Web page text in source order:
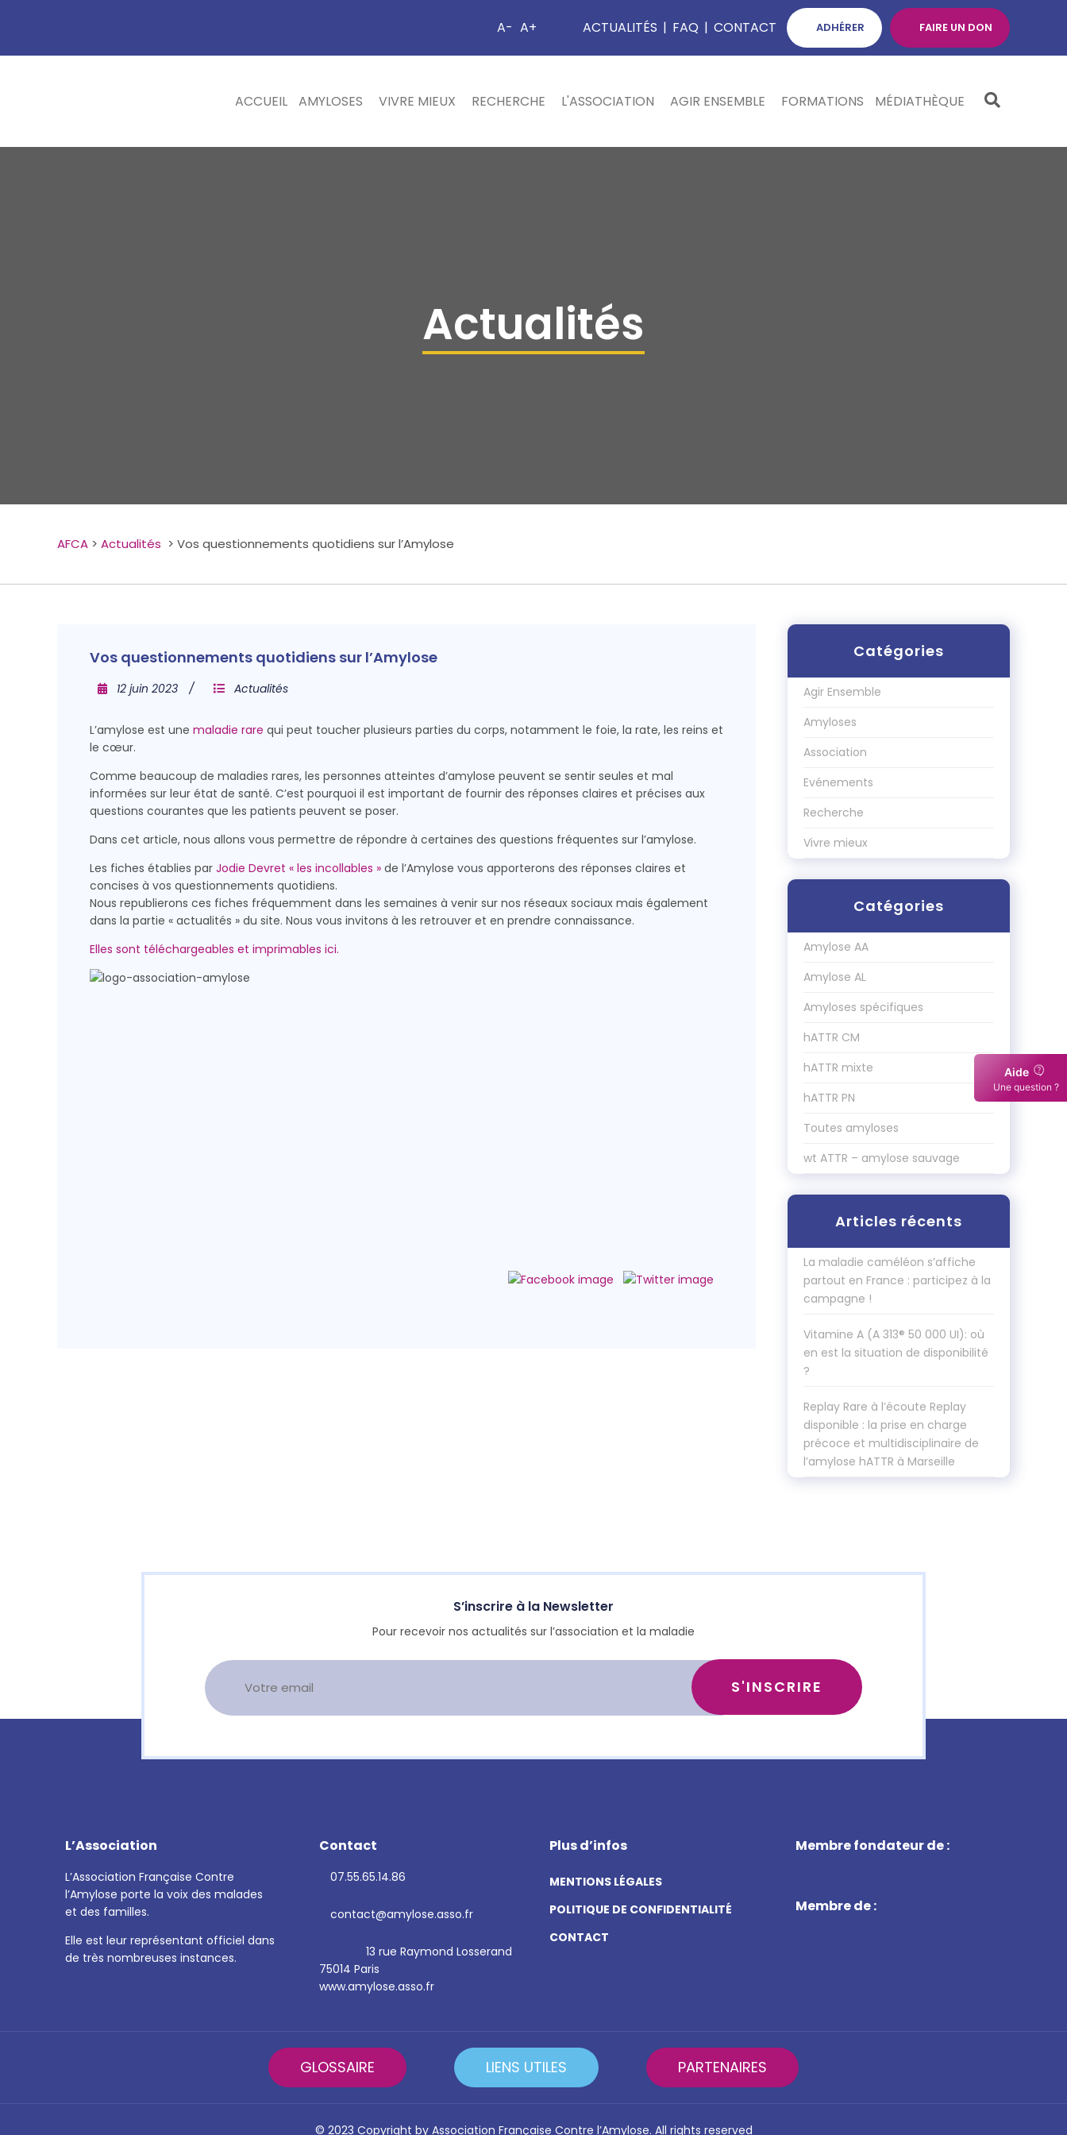
A- A+ ACTUALITÉS | FAQ | CONTACT ADHÉRER FAIRE UN DON
ACCUEIL AMYLOSES VIVRE MIEUX RECHERCHE L'ASSOCIATION AGIR ENSEMBLE FORMATIONS MÉDIATHÈQUE
Actualités
AFCA > Actualités > Vos questionnements quotidiens sur l’Amylose
Vos questionnements quotidiens sur l’Amylose
12 juin 2023 Actualités
L’amylose est une maladie rare qui peut toucher plusieurs parties du corps, notamment le foie, la rate, les reins et
le cœur.
Comme beaucoup de maladies rares, les personnes atteintes d’amylose peuvent se sentir seules et mal
informées sur leur état de santé. C’est pourquoi il est important de fournir des réponses claires et précises aux
questions courantes que les patients peuvent se poser.
Dans cet article, nous allons vous permettre de répondre à certaines des questions fréquentes sur l’amylose.
Les fiches établies par Jodie Devret « les incollables » de l’Amylose vous apporterons des réponses claires et
concises à vos questionnements quotidiens.
Nous republierons ces fiches fréquemment dans les semaines à venir sur nos réseaux sociaux mais également
dans la partie « actualités » du site. Nous vous invitons à les retrouver et en prendre connaissance.
Elles sont téléchargeables et imprimables ici.
Catégories
Agir Ensemble
Amyloses
Association
Evénements
Recherche
Vivre mieux
Catégories
Amylose AA
Amylose AL
Amyloses spécifiques
hATTR CM
hATTR mixte
hATTR PN
Toutes amyloses
wt ATTR – amylose sauvage
Articles récents
La maladie caméléon s’affiche
partout en France : participez à la
campagne !
Vitamine A (A 313® 50 000 UI): où
en est la situation de disponibilité
?
Replay Rare à l’écoute Replay
disponible : la prise en charge
précoce et multidisciplinaire de
l’amylose hATTR à Marseille
S’inscrire à la Newsletter
Pour recevoir nos actualités sur l’association et la maladie
L’Association
L’Association Française Contre
l’Amylose porte la voix des malades
et des familles.
Elle est leur représentant officiel dans
de très nombreuses instances.
Contact
07.55.65.14.86
contact@amylose.asso.fr
13 rue Raymond Losserand
75014 Paris
www.amylose.asso.fr
Plus d’infos
MENTIONS LÉGALES
POLITIQUE DE CONFIDENTIALITÉ
CONTACT
Membre fondateur de :
Membre de :
GLOSSAIRE LIENS UTILES PARTENAIRES
© 2023 Copyright by Association Française Contre l’Amylose. All rights reserved
Aide
Une question ?